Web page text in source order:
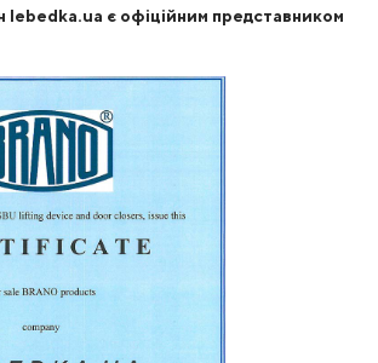
lebedka.ua є офіційним представником